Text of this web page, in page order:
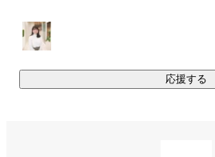
応援する